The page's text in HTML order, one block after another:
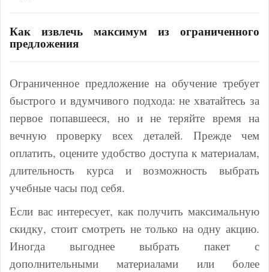
Как извлечь максимум из ограниченного
предложения
Ограниченное предложение на обучение требует
быстрого и вдумчивого подхода: не хватайтесь за
первое попавшееся, но и не теряйте время на
вечную проверку всех деталей. Прежде чем
оплатить, оцените удобство доступа к материалам,
длительность курса и возможность выбрать
учебные часы под себя.
Если вас интересует, как получить максимальную
скидку, стоит смотреть не только на одну акцию.
Иногда выгоднее выбрать пакет с
дополнительными материалами или более